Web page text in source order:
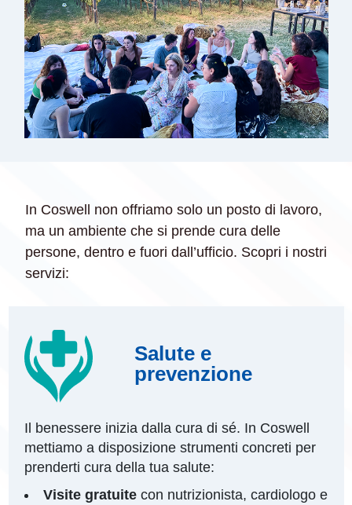
In Coswell non offriamo solo un posto di lavoro,
ma un ambiente che si prende cura delle
persone, dentro e fuori dall’ufficio. Scopri i nostri
servizi:
Salute e
prevenzione
Il benessere inizia dalla cura di sé. In Coswell
mettiamo a disposizione strumenti concreti per
prenderti cura della tua salute:
Visite gratuitecon nutrizionista, cardiologo e